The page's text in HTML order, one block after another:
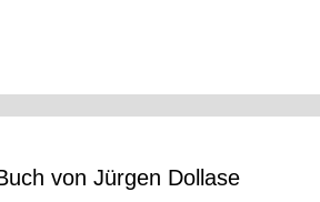
von Jürgen Dollase